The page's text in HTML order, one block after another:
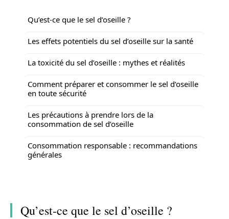
Qu’est-ce que le sel d’oseille ?
Les effets potentiels du sel d’oseille sur la santé
La toxicité du sel d’oseille : mythes et réalités
Comment préparer et consommer le sel d’oseille
en toute sécurité
Les précautions à prendre lors de la
consommation de sel d’oseille
Consommation responsable : recommandations
générales
Qu’est-ce que le sel d’oseille ?